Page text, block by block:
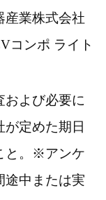
業株式会社
コンポ ライト
および必要に
定めた期日
と。※アンケ
途中または実